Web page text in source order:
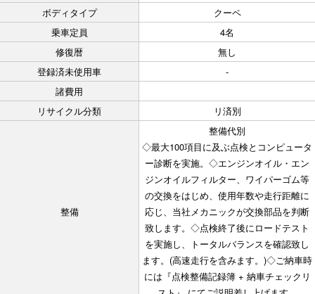
ボディタイプ
クーペ
乗車定員
4名
修復暦
無し
登録済未使用車
-
諸費用
リサイクル分類
リ済別
整備
整備代別
◇最大100項目に及ぶ点検とコンピュータ
ー診断を実施。◇エンジンオイル・エン
ジンオイルフィルター、ワイパーゴム等
の交換をはじめ、使用年数や走行距離に
応じ、当社メカニックが交換部品を判断
致します。◇点検終了後にロードテスト
を実施し、トータルバランスを確認致し
ます。(高速走行を含みます。)◇ご納車時
には『点検整備記録簿 + 納車チェックリ